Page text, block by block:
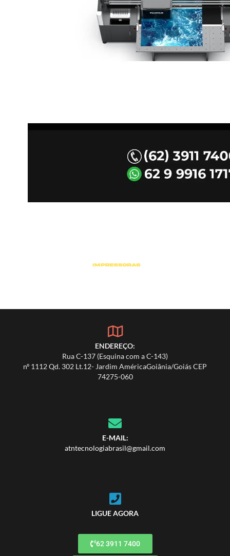
ENDEREÇO:
Rua C-137 (Esquina com a C-143)
nº 1112 Qd. 302 Lt.12- Jardim AméricaGoiânia/Goiás CEP
74275-060
E-MAIL:
atntecnologiabrasil@gmail.com
LIGUE AGORA
62 3911 7400